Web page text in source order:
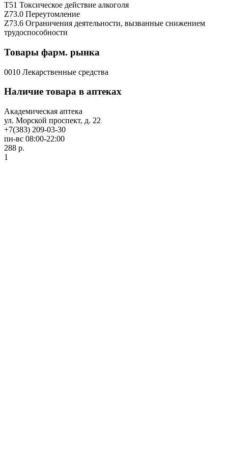
T51 Токсическое действие алкоголя
Z73.0 Переутомление
Z73.6 Ограничения деятельности, вызванные снижением
трудоспособности
Товары фарм. рынка
0010 Лекарственные средства
Наличие товара в аптеках
Академическая аптека
ул. Морской проспект, д. 22
+7(383) 209-03-30
пн-вс 08:00-22:00
288 р.
1